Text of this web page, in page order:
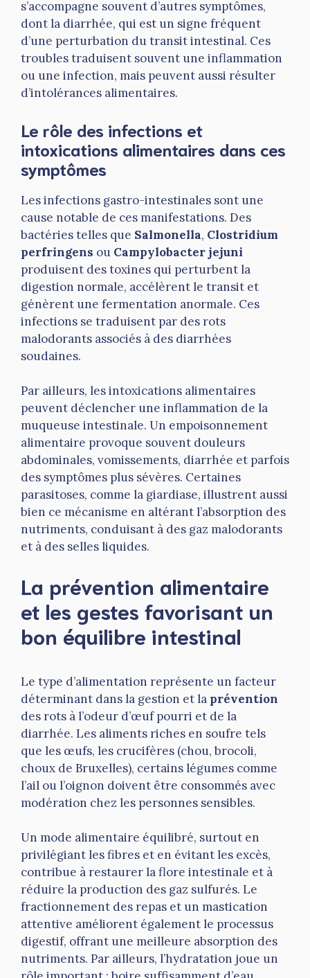
s’accompagne souvent d’autres symptômes,
dont la diarrhée, qui est un signe fréquent
d’une perturbation du transit intestinal. Ces
troubles traduisent souvent une inflammation
ou une infection, mais peuvent aussi résulter
d’intolérances alimentaires.
Le rôle des infections et
intoxications alimentaires dans ces
symptômes
Les infections gastro-intestinales sont une
cause notable de ces manifestations. Des
bactéries telles que Salmonella, Clostridium
perfringens ou Campylobacter jejuni
produisent des toxines qui perturbent la
digestion normale, accélèrent le transit et
génèrent une fermentation anormale. Ces
infections se traduisent par des rots
malodorants associés à des diarrhées
soudaines.
Par ailleurs, les intoxications alimentaires
peuvent déclencher une inflammation de la
muqueuse intestinale. Un empoisonnement
alimentaire provoque souvent douleurs
abdominales, vomissements, diarrhée et parfois
des symptômes plus sévères. Certaines
parasitoses, comme la giardiase, illustrent aussi
bien ce mécanisme en altérant l’absorption des
nutriments, conduisant à des gaz malodorants
et à des selles liquides.
La prévention alimentaire
et les gestes favorisant un
bon équilibre intestinal
Le type d’alimentation représente un facteur
déterminant dans la gestion et la prévention
des rots à l’odeur d’œuf pourri et de la
diarrhée. Les aliments riches en soufre tels
que les œufs, les crucifères (chou, brocoli,
choux de Bruxelles), certains légumes comme
l’ail ou l’oignon doivent être consommés avec
modération chez les personnes sensibles.
Un mode alimentaire équilibré, surtout en
privilégiant les fibres et en évitant les excès,
contribue à restaurer la flore intestinale et à
réduire la production des gaz sulfurés. Le
fractionnement des repas et un mastication
attentive améliorent également le processus
digestif, offrant une meilleure absorption des
nutriments. Par ailleurs, l’hydratation joue un